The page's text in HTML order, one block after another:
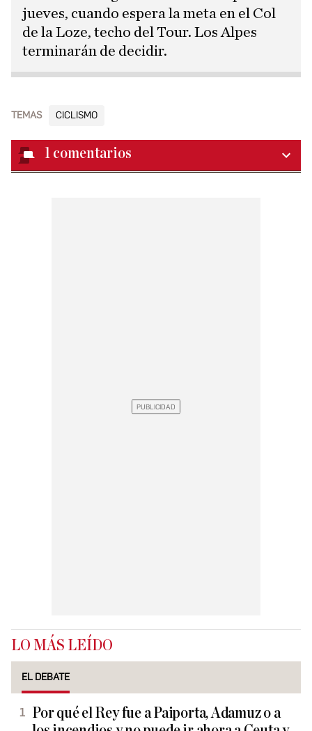
jueves, cuando espera la meta en el Col
de la Loze, techo del Tour. Los Alpes
terminarán de decidir.
TEMAS CICLISMO
1 comentarios
LO MÁS LEÍDO
EL DEBATE
Por qué el Rey fue a Paiporta, Adamuz o a